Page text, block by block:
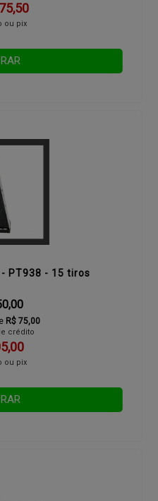
ou pix
PT938 - 15 tiros
R$ 75,00
crédito
ou pix